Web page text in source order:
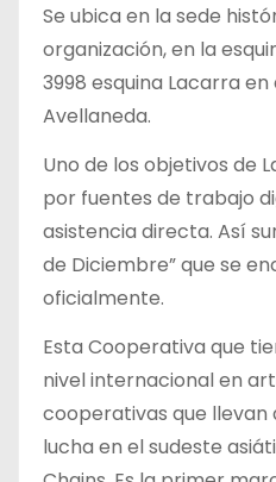
Se ubica en la sede
organización, en la
3998 esquina Lacarra
Avellaneda.
Uno de los objetivos de
por fuentes de trabajo
asistencia directa. Así
de Diciembre” que se
oficialmente.
Esta Cooperativa que
nivel internacional en
cooperativas que llevan
lucha en el sudeste